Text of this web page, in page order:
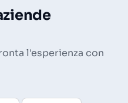
l'esperienza con